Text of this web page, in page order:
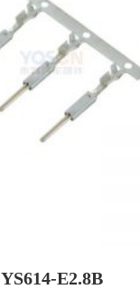
YS614-E2.8B